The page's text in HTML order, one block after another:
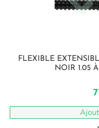
FLEXIBLE
NOIR 1.05